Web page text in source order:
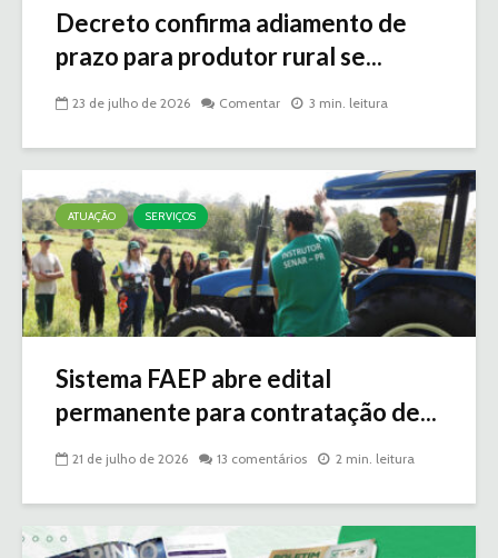
Decreto confirma adiamento de
prazo para produtor rural se...
23 de julho de 2026 Comentar 3 min. leitura
ATUAÇÃO SERVIÇOS
Sistema FAEP abre edital
permanente para contratação de...
21 de julho de 2026 13 comentários 2 min. leitura